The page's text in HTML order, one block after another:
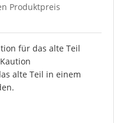
Produktpreis
für das alte Teil
alte Teil in einem